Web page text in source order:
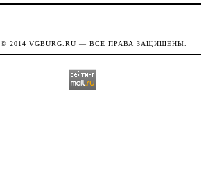
© 2014VGBURG.RU — ВСЕ ПРАВА ЗАЩИЩЕНЫ.